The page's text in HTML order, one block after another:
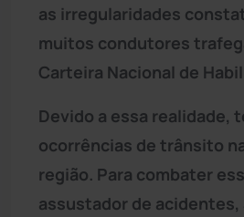
as irregularidades
muitos condutores
Carteira Nacional de
Devido a essa realidade,
ocorrências de trânsito
região. Para combater
assustador de acidentes,